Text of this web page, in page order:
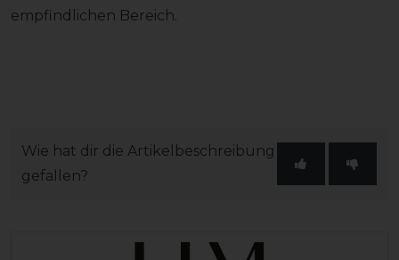
empfindlichen Bereich.
Wie hat dir die Artikelbeschreibung
gefallen?